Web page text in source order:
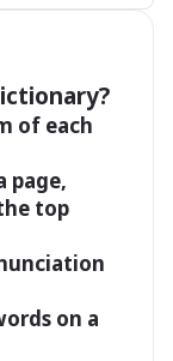
of each
page,
top
on a